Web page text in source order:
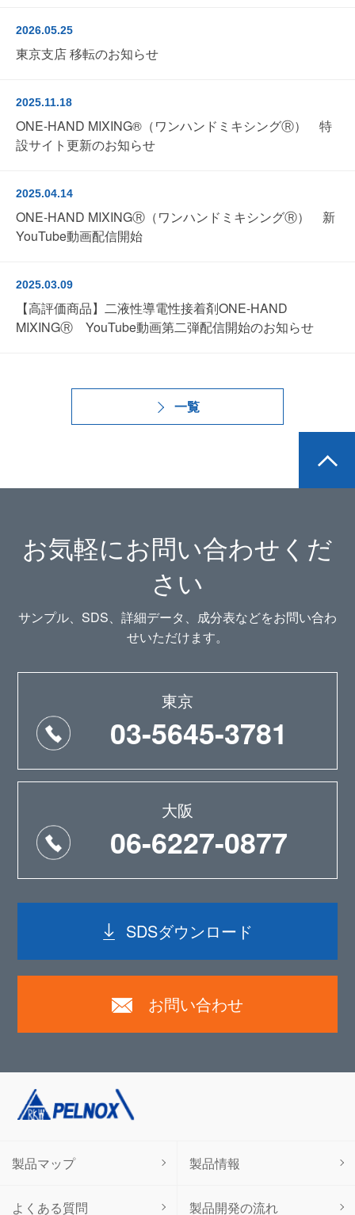
一覧
2026.05.25
東京支店 移転のお知らせ
2025.11.18
ONE-HAND MIXING®（ワンハンドミキシングⓇ） 特
設サイト更新のお知らせ
2025.04.14
ONE-HAND MIXINGⓇ（ワンハンドミキシングⓇ） 新
YouTube動画配信開始
2025.03.09
【高評価商品】二液性導電性接着剤ONE-HAND
MIXINGⓇ YouTube動画第二弾配信開始のお知らせ
お気軽にお問い合わせくだ
さい
サンプル、SDS、詳細データ、成分表などをお問い合わ
せいただけます。
東京
03-5645-3781
大阪
06-6227-0877
SDSダウンロード
お問い合わせ
製品マップ 製品情報
よくある質問 製品開発の流れ